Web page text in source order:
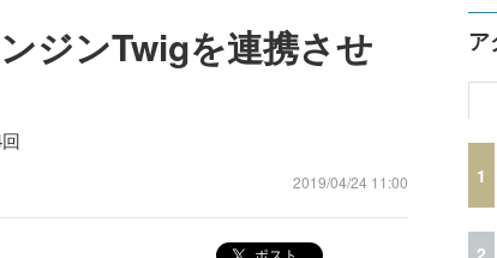
ジンTwigを連携させ
2019/04/24 11:00
ア
1
2